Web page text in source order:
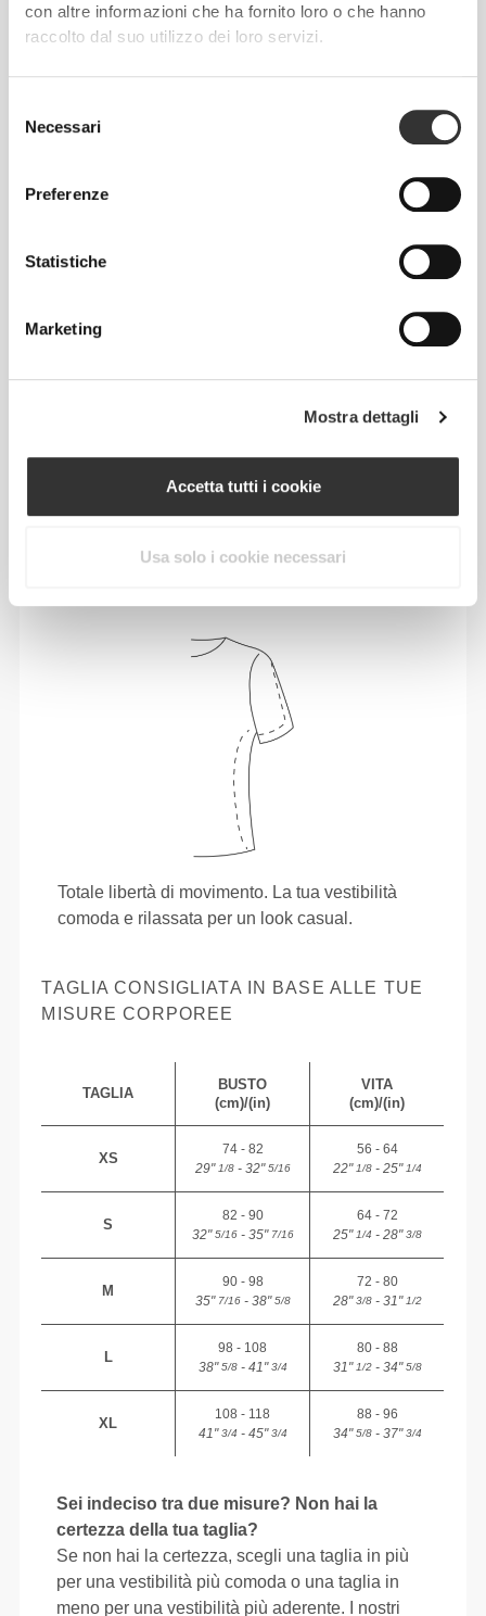
con altre informazioni che ha fornito loro o che hanno
raccolto dal suo utilizzo dei loro servizi.
delNecessari
Preferenze
Statistiche
Marketing
Mostra dettagli
Accetta tutti i cookie
Usa solo i cookie necessari
Questa vestibilità aderente esalta la tua
Muoversi comodamente e liberamente ogni
giorno, questo è il motto.
Totale libertà di movimento. La tua vestibilità
comoda e rilassata per un look casual.
TAGLIA CONSIGLIATA IN BASE ALLE TUE
MISURE CORPOREE
TAGLIA
BUSTO
(cm)/(in)
VITA
(cm)/(in)
XS
74 - 82
29"1/8- 32"5/16
56 - 64
22"1/8- 25"1/4
S
82 - 90
32"5/16- 35"7/16
64 - 72
25"1/4 - 28"3/8
M
90 - 98
35"7/16- 38"5/8
72 - 80
28"3/8- 31"1/2
L
98 - 108
38"5/8- 41"3/4
80 - 88
31"1/2- 34"5/8
XL
108 - 118
41"3/4 - 45"3/4
88 - 96
34"5/8- 37"3/4
Sei indeciso tra due misure? Non hai la
certezza della tua taglia?
Se non hai la certezza, scegli una taglia in più
per una vestibilità più comoda o una taglia in
meno per una vestibilità più aderente. I nostri